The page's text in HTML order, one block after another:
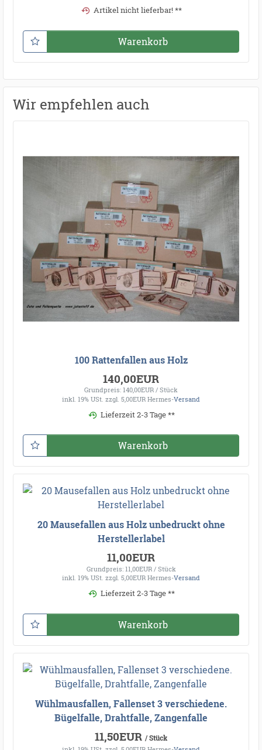
Artikel nicht lieferbar! **
Warenkorb
Wir empfehlen auch
100 Rattenfallen aus Holz
140,00EUR
Grundpreis: 140,00EUR / Stück
inkl. 19% USt. zzgl. 5,00EUR Hermes-Versand
Lieferzeit 2-3 Tage **
Warenkorb
20 Mausefallen aus Holz unbedruckt ohne
Herstellerlabel
11,00EUR
Grundpreis: 11,00EUR / Stück
inkl. 19% USt. zzgl. 5,00EUR Hermes-Versand
Lieferzeit 2-3 Tage **
Warenkorb
Wühlmausfallen, Fallenset 3 verschiedene.
Bügelfalle, Drahtfalle, Zangenfalle
11,50EUR / Stück